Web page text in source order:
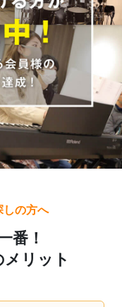
しの方へ
番！
リット